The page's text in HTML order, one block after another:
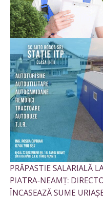
PRĂPASTIE SALARIALĂ
PIATRA-NEAMȚ:
ÎNCASEAZĂ SUME